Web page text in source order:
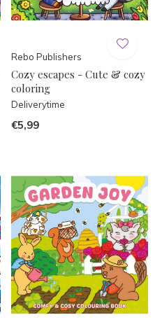
Rebo Publishers
Cozy escapes - Cute & cozy
coloring
Deliverytime
€5,99